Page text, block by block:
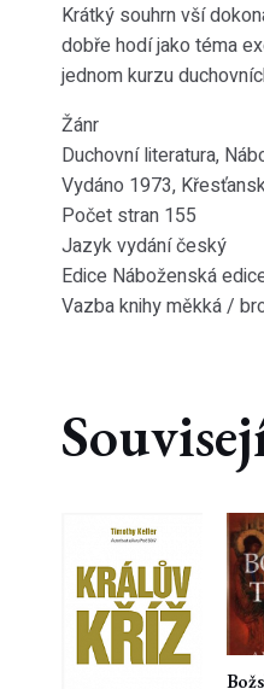
Krátký souhrn vší
dobře hodí jako téma
jednom kurzu
Žánr
Duchovní literatura,
Vydáno 1973,
Počet stran 155
Jazyk vydání český
Edice Náboženská
Vazba knihy měkká /